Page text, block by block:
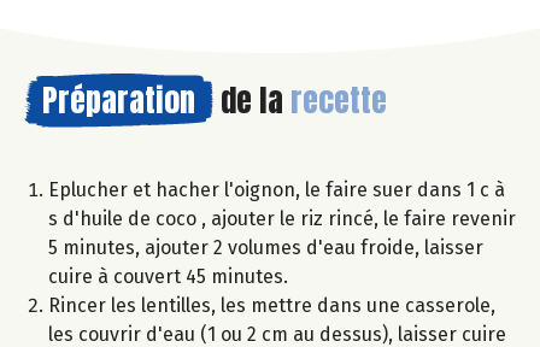
Préparation de la recette
Eplucher et hacher l'oignon, le faire suer dans 1 c à
s d'huile de coco , ajouter le riz rincé, le faire revenir
5 minutes, ajouter 2 volumes d'eau froide, laisser
cuire à couvert 45 minutes.
Rincer les lentilles, les mettre dans une casserole,
les couvrir d'eau (1 ou 2 cm au dessus), laisser cuire